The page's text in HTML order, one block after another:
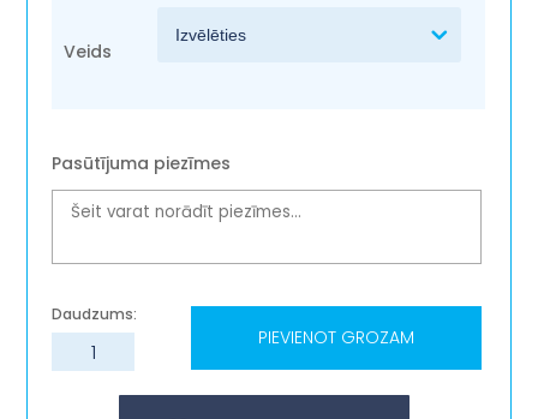
Veids
Pasūtījuma piezīmes
Mazais
pārsteigums
"Medutiņš"
PIEVIENOT GROZAM